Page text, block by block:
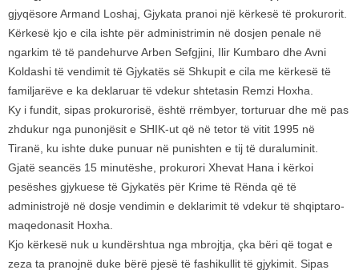
gjyqësore Armand Loshaj, Gjykata pranoi një kërkesë të prokurorit.
Kërkesë kjo e cila ishte për administrimin në dosjen penale në
ngarkim të të pandehurve Arben Sefgjini, Ilir Kumbaro dhe Avni
Koldashi të vendimit të Gjykatës së Shkupit e cila me kërkesë të
familjarëve e ka deklaruar të vdekur shtetasin Remzi Hoxha.
Ky i fundit, sipas prokurorisë, është rrëmbyer, torturuar dhe më pas
zhdukur nga punonjësit e SHIK-ut që në tetor të vitit 1995 në
Tiranë, ku ishte duke punuar në punishten e tij të duraluminit.
Gjatë seancës 15 minutëshe, prokurori Xhevat Hana i kërkoi
pesëshes gjykuese të Gjykatës për Krime të Rënda që të
administrojë në dosje vendimin e deklarimit të vdekur të shqiptaro-
maqedonasit Hoxha.
Kjo kërkesë nuk u kundërshtua nga mbrojtja, çka bëri që togat e
zeza ta pranojnë duke bërë pjesë të fashikullit të gjykimit. Sipas